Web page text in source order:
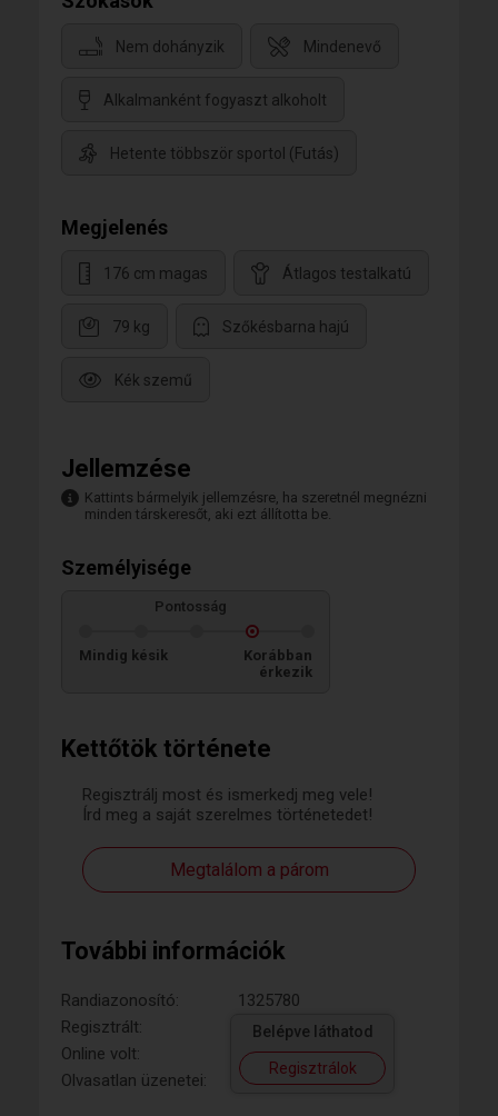
Kettőtök története
Regisztrálj most és ismerkedj meg vele!
Írd meg a saját szerelmes történetedet!
Megtalálom a párom
További információk
Randiazonosító:
1325780
Regisztrált:
Online volt:
Olvasatlan üzenetei:
Belépve láthatod
Regisztrálok
Nem dohányzik Mindenevő
Alkalmanként fogyaszt alkoholt
Hetente többször sportol (Futás)
Megjelenés
176 cm magas Átlagos testalkatú
79 kg Szőkésbarna hajú
Kék szemű
Jellemzése
Kattints bármelyik jellemzésre, ha szeretnél megnézni
minden társkeresőt, aki ezt állította be.
Személyisége
Pontosság
Mindig késik
Korábban
érkezik